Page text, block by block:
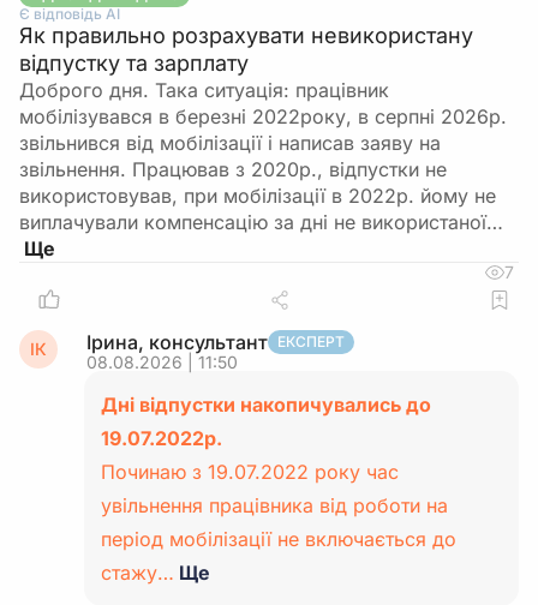
Є відповідь АІ
Як правильно розрахувати невикористану
відпустку та зарплату
Доброго дня. Така ситуація: працівник
мобілізувався в березні 2022року, в серпні 2026р.
звільнився від мобілізації і написав заяву на
звільнення. Працював з 2020р., відпустки не
використовував, при мобілізації в 2022р. йому не
виплачували компенсацію за дні не використаної…
7
ІК Ірина, консультант ЕКСПЕРТ
08.08.2026 | 11:50
Дні відпустки накопичувались до
19.07.2022р.
Починаю з 19.07.2022 року час
увільнення працівника від роботи на
період мобілізації не включається до
стажу… Ще